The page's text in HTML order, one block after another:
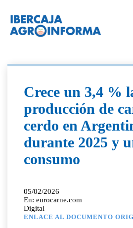
Crece un 3,4 %
producción de
cerdo en
durante 2025 y
consumo
05/02/2026
En: eurocarne.com
Digital
ENLACE AL DOCUMENTO